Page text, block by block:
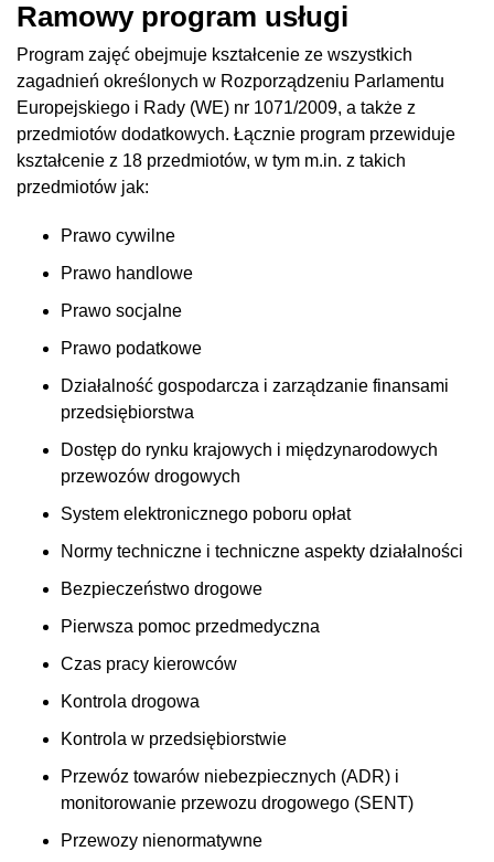
Ramowy program usługi
Program zajęć obejmuje kształcenie ze wszystkich
zagadnień określonych w Rozporządzeniu Parlamentu
Europejskiego i Rady (WE) nr 1071/2009, a także z
przedmiotów dodatkowych. Łącznie program przewiduje
kształcenie z 18 przedmiotów, w tym m.in. z takich
przedmiotów jak:
Prawo cywilne
Prawo handlowe
Prawo socjalne
Prawo podatkowe
Działalność gospodarcza i zarządzanie finansami
przedsiębiorstwa
Dostęp do rynku krajowych i międzynarodowych
przewozów drogowych
System elektronicznego poboru opłat
Normy techniczne i techniczne aspekty działalności
Bezpieczeństwo drogowe
Pierwsza pomoc przedmedyczna
Czas pracy kierowców
Kontrola drogowa
Kontrola w przedsiębiorstwie
Przewóz towarów niebezpiecznych (ADR) i
monitorowanie przewozu drogowego (SENT)
Przewozy nienormatywne